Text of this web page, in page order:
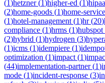
(1)hetzner(1)higher-ed (1)hipaa
(2)home-goods (1)home-
(1)hotel-management (1)hr(20)
compliance (1)hrms (1)hubspot
(2)hybrid (1)hydrogen (3)
(1)icms (1)idempiere (1)
optimization (1)impact (1)
(44)implementation-partner(1)
mode (1)incident-response (3)